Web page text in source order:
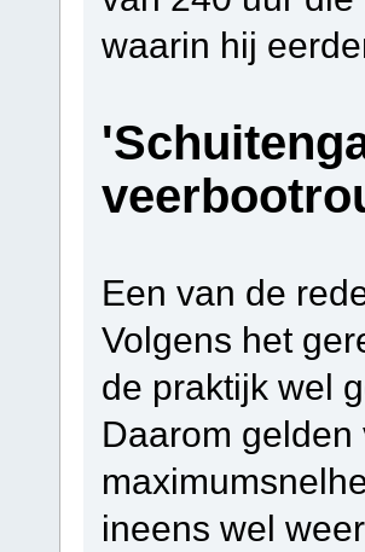
waarin hij
Een van de
Volgens het
de praktijk wel
Daarom
ineens wel